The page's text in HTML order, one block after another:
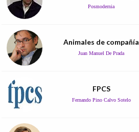
Posmodernia
Animales de compañía
Juan Manuel De Prada
FPCS
Fernando Pino Calvo Sotelo